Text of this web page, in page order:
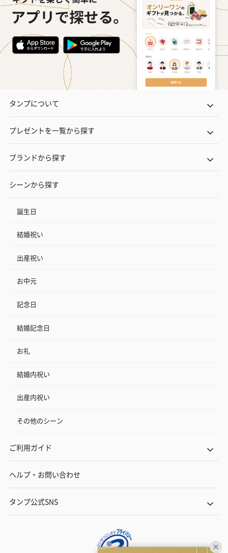
タンプについて
プレゼントを一覧から探す
ブランドから探す
シーンから探す
誕生日
結婚祝い
出産祝い
お中元
記念日
結婚記念日
お礼
結婚内祝い
出産内祝い
その他のシーン
ご利用ガイド
ヘルプ・お問い合わせ
タンプ公式SNS